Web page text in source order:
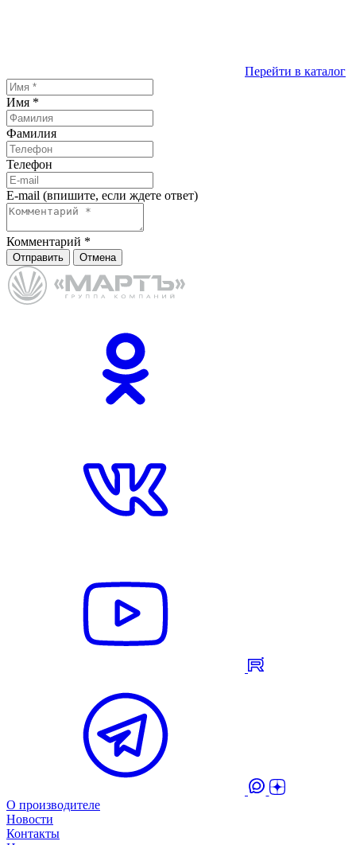
Перейти в каталог
Имя *
Фамилия
Телефон
E-mail (впишите, если ждете ответ)
Комментарий *
Отправить Отмена
О производителе
Новости
Контакты